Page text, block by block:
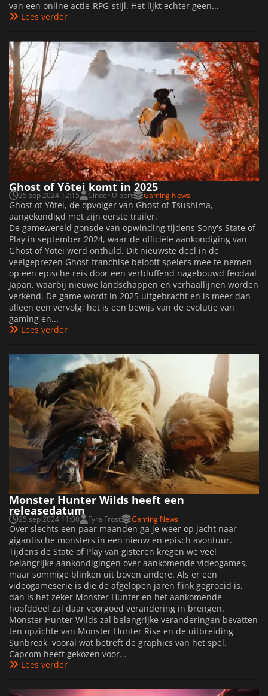
van een online actie-RPG-stijl. Het lijkt echter geen...
Lees verder
Ghost of Yōtei komt in 2025
25 sep 2024 12:15 Cinder Ulbert Gaming News
Ghost of Yōtei, de opvolger van Ghost of Tsushima,
aangekondigd met zijn eerste trailer.
De gamewereld gonsde van opwinding tijdens Sony's State of
Play in september 2024, waar de officiële aankondiging van
Ghost of Yōtei werd onthuld. Dit nieuwste deel in de
veelgeprezen Ghost-franchise belooft spelers mee te nemen
op een epische reis door een verbluffend nagebouwd feodaal
Japan, waarbij nieuwe landschappen en verhaallijnen worden
verkend. De game wordt in 2025 uitgebracht en is meer dan
alleen een vervolg; het is een bewijs van de evolutie van
gaming en...
Lees verder
Monster Hunter Wilds heeft een
releasedatum
25 sep 2024 11:00 Fyra Frost Gaming News
Over slechts een paar maanden ga je weer op jacht naar
gigantische monsters in een nieuw en episch avontuur.
Tijdens de State of Play van gisteren kregen we veel
belangrijke aankondigingen over aankomende videogames,
maar sommige blinken uit boven andere. Als er een
videogameserie is die de afgelopen jaren flink gegroeid is,
dan is het zeker Monster Hunter en het aankomende
hoofddeel zal daar voorgoed verandering in brengen.
Monster Hunter Wilds zal belangrijke veranderingen bevatten
ten opzichte van Monster Hunter Rise en de uitbreiding
Sunbreak, vooral wat betreft de graphics van het spel.
Capcom heeft gekozen voor...
Lees verder